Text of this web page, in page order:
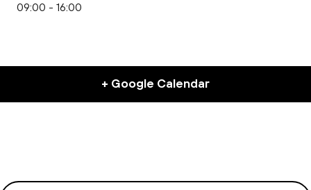
09:00 - 16:00
+ Google Calendar